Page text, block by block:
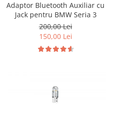
Adaptor Bluetooth Auxiliar cu
Jack pentru BMW Seria 3
200,00 Lei
150,00 Lei